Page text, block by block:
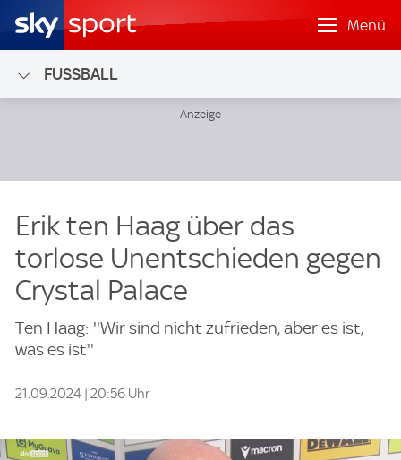
Menü
FUSSBALL
Erik ten Haag über das
torlose Unentschieden gegen
Crystal Palace
Ten Haag: ''Wir sind nicht zufrieden, aber es ist,
was es ist''
21.09.2024 | 20:56 Uhr